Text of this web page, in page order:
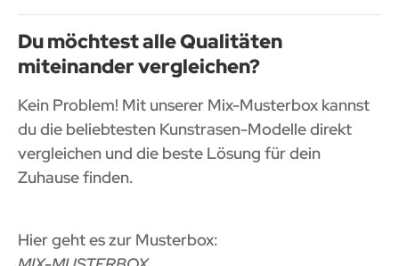
Du möchtest alle Qualitäten
miteinander vergleichen?
Kein Problem! Mit unserer Mix-Musterbox kannst
du die beliebtesten Kunstrasen-Modelle direkt
vergleichen und die beste Lösung für dein
Zuhause finden.
Hier geht es zur Musterbox: